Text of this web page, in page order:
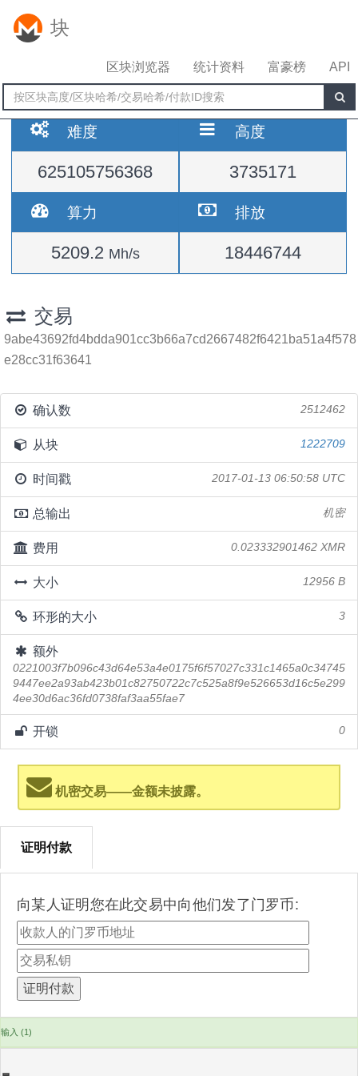
块
区块浏览器 统计资料 富豪榜 API
难度
625105756368
高度
3735171
算力
5209.2 Mh/s
排放
18446744
交易
9abe43692fd4bdda901cc3b66a7cd2667482f6421ba51a4f578
e28cc31f63641
确认数 2512462
从块 1222709
时间戳 2017-01-13 06:50:58 UTC
总输出 机密
费用 0.023332901462 XMR
大小 12956 B
环形的大小 3
额外
0221003f7b096c43d64e53a4e0175f6f57027c331c1465a0c34745
9447ee2a93ab423b01c82750722c7c525a8f9e526653d16c5e299
4ee30d6ac36fd0738faf3aa55fae7
开锁 0
机密交易——金额未披露。
证明付款
向某人证明您在此交易中向他们发了门罗币:
输入 (1)